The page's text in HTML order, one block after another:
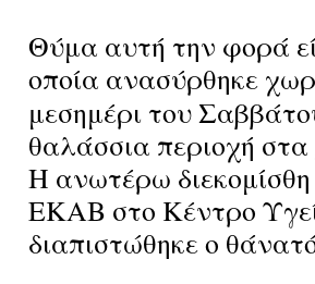
Θύμα αυτή την φορά
οποία ανασύρθηκε
μεσημέρι του
θαλάσσια περιοχή στα
Η ανωτέρω
ΕΚΑΒ στο Κέντρο
διαπιστώθηκε ο